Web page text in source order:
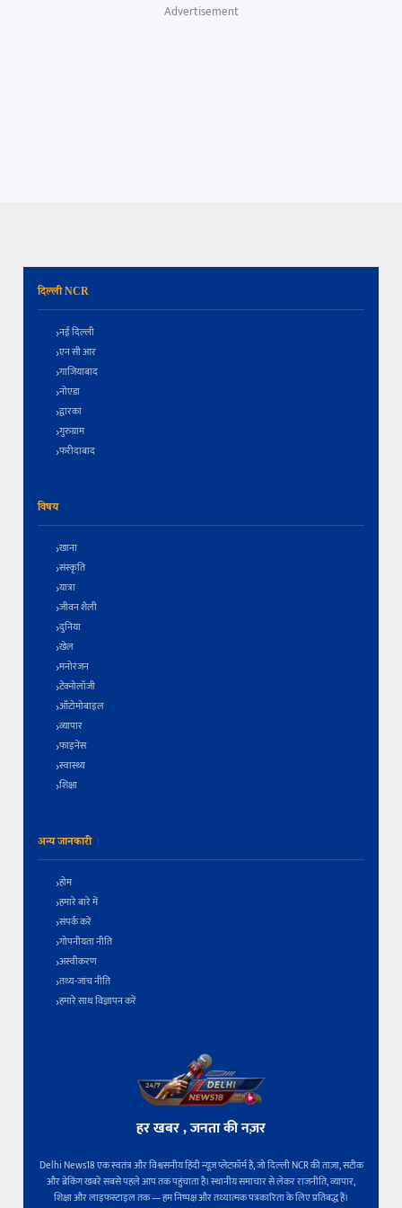
Advertisement
दिल्ली NCR
नई दिल्ली
एन सी आर
गाजियाबाद
नोएडा
द्वारका
गुरुग्राम
फरीदाबाद
विषय
खाना
संस्कृति
यात्रा
जीवन शैली
दुनिया
खेल
मनोरंजन
टेक्नोलॉजी
ऑटोमोबाइल
व्यापार
फाइनेंस
स्वास्थ्य
शिक्षा
अन्य जानकारी
होम
हमारे बारे में
संपर्क करें
गोपनीयता नीति
अस्वीकरण
तथ्य-जांच नीति
हमारे साथ विज्ञापन करें
हर खबर , जनता की नज़र
Delhi News18 एक स्वतंत्र और विश्वसनीय हिंदी न्यूज़ प्लेटफ़ॉर्म है, जो दिल्ली NCR की ताज़ा, सटीक
और ब्रेकिंग खबरें सबसे पहले आप तक पहुंचाता है। स्थानीय समाचार से लेकर राजनीति, व्यापार,
शिक्षा और लाइफस्टाइल तक — हम निष्पक्ष और तथ्यात्मक पत्रकारिता के लिए प्रतिबद्ध हैं।